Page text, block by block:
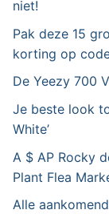
niet!
Pak deze 15
korting op
De Yeezy 700
Je beste look
White’
A $ AP Rocky
Plant Flea
Alle